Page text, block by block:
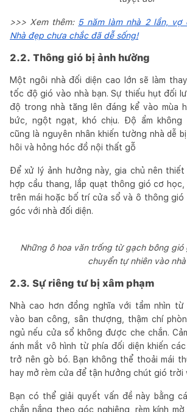
>>> Xem thêm: 5 năm làm nhà 2 lần, vợ
Nhà đẹp chưa chắc đã dễ sống!
2.2. Thông gió bị ảnh hưởng
Một ngôi nhà đối diện cao lớn sẽ làm
tốc độ gió vào nhà bạn. Sự thiếu hụt đối
độ trong nhà tăng lên đáng kể vào mùa
bức, ngột ngạt, khó chịu. Độ ẩm không
cũng là nguyên nhân khiến tường nhà dễ
hôi và hỏng hóc đồ nội thất gỗ
Để xử lý ảnh hưởng này, gia chủ nên
hợp cầu thang, lắp quạt thông gió cơ
trên mái hoặc bố trí cửa sổ và ô thông
góc với nhà đối diện.
Những ô hoa văn trống từ gạch bông gió
chuyển tự nhiên vào nhà
2.3. Sự riêng tư bị xâm phạm
Nhà cao hơn đồng nghĩa với tầm nhìn
vào ban công, sân thượng, thậm chí
ngủ nếu cửa sổ không được che chắn.
ánh mắt vô hình từ phía đối diện khiến
trở nên gò bó. Bạn không thể thoải mái
hay mở rèm cửa để tận hưởng chút gió trời
Bạn có thể giải quyết vấn đề này bằng
chắn nắng theo góc nghiêng, rèm kính